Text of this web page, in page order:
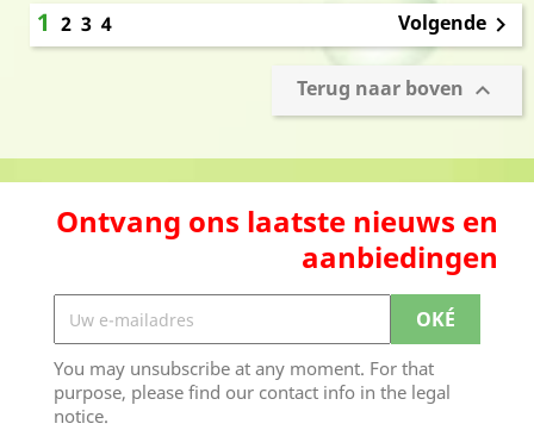
1 2 3 4 Volgende 
Terug naar boven 
Ontvang ons laatste nieuws en
aanbiedingen
You may unsubscribe at any moment. For that
purpose, please find our contact info in the legal
notice.